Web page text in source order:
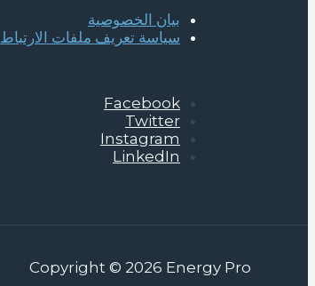
بيان الخصوصية
سياسة تعريف ملفات الارتباط
Facebook
Twitter
Instagram
LinkedIn
Copyright © 2026 Energy Pro